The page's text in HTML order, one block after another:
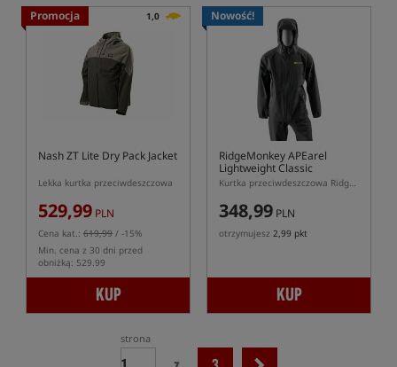
Promocja 1,0
Nash ZT Lite Dry Pack Jacket
Lekka kurtka przeciwdeszczowa
529,99 PLN
Cena kat.: 619,99 / -15%
Min. cena z 30 dni przed
obniżką: 529.99
KUP
Nowość!
RidgeMonkey APEarel
Lightweight Classic
Hydrophobic Jacket
Kurtka przeciwdeszczowa RidgeMonkey APEarel Hydrophobic Waterproof
348,99 PLN
otrzymujesz 2,99 pkt
KUP
strona